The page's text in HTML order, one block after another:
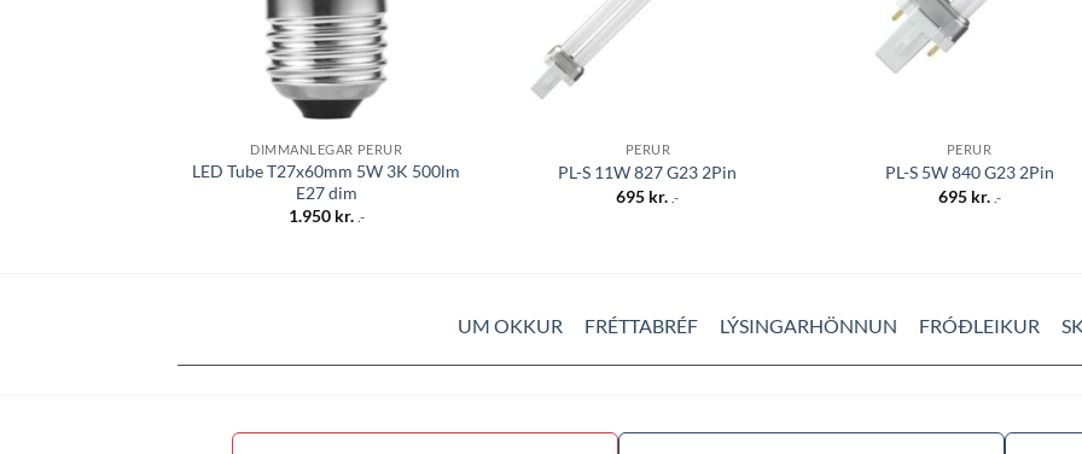
DIMMANLEGAR PERUR
LED Tube T27x60mm 5W 3K 500lm
E27 dim
1.950 kr. .-
PERUR
PL-S 11W 827 G23 2Pin
695 kr. .-
PERUR
PL-S 5W 840 G23 2Pin
695 kr. .-
UM OKKUR FRÉTTABRÉF LÝSINGARHÖNNUN FRÓÐLEIKUR